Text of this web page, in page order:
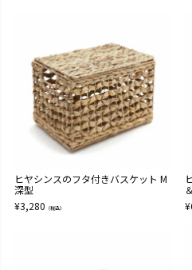
ヒヤシンスのフタ付きバスケット M
深型
¥3,280 （税込）
¥